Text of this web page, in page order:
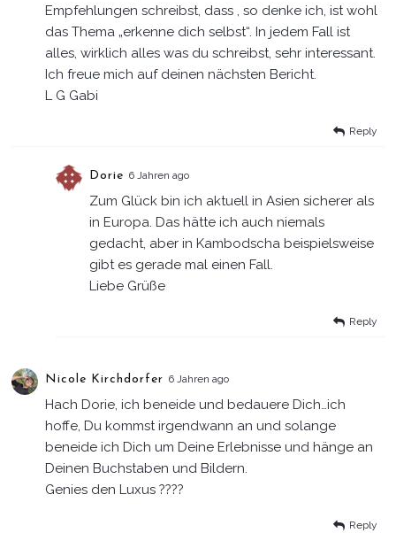
Reply
Empfehlungen schreibst, dass , so denke ich, ist wohl
das Thema „erkenne dich selbst“. In jedem Fall ist
alles, wirklich alles was du schreibst, sehr interessant.
Ich freue mich auf deinen nächsten Bericht.
L G Gabi
Dorie 6 Jahren ago
Reply
Zum Glück bin ich aktuell in Asien sicherer als
in Europa. Das hätte ich auch niemals
gedacht, aber in Kambodscha beispielsweise
gibt es gerade mal einen Fall.
Liebe Grüße
Nicole Kirchdorfer 6 Jahren ago
Reply
Hach Dorie, ich beneide und bedauere Dich…ich
hoffe, Du kommst irgendwann an und solange
beneide ich Dich um Deine Erlebnisse und hänge an
Deinen Buchstaben und Bildern.
Genies den Luxus ????